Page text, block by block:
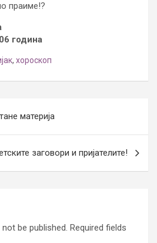
праиме!?
година
, хороскоп
материја
заговори и пријателите!
be published. Required fields